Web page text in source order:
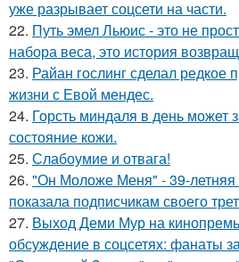
уже разрывает соцсети на части.
22. Путь эмел Льюис - это не
набора веса, это история
23. Райан гослинг сделал редкое
жизни с Евой мендес.
24. Горсть миндаля в день может
состояние кожи.
25. Слабоумие и отвага!
26. "Он Моложе Меня" - 39-
показала подписчикам своего
27. Выход Деми Мур на
обсуждение в соцсетях: фанаты